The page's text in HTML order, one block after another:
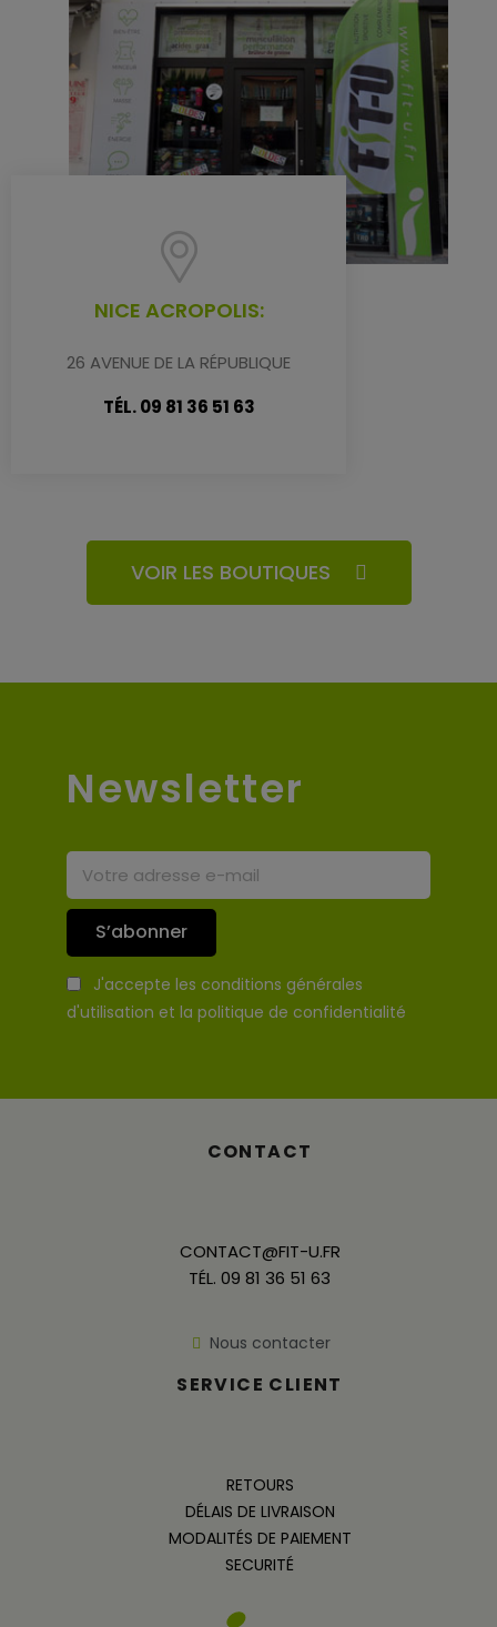
NICE ACROPOLIS:
26 AVENUE DE LA RÉPUBLIQUE
TÉL. 09 81 36 51 63
VOIR LES BOUTIQUES
Newsletter
S’abonner
J'accepte les conditions générales
d'utilisation et la politique de confidentialité
CONTACT
CONTACT@FIT-U.FR
TÉL. 09 81 36 51 63
Nous contacter
SERVICE CLIENT
RETOURS
DÉLAIS DE LIVRAISON
MODALITÉS DE PAIEMENT
SECURITÉ